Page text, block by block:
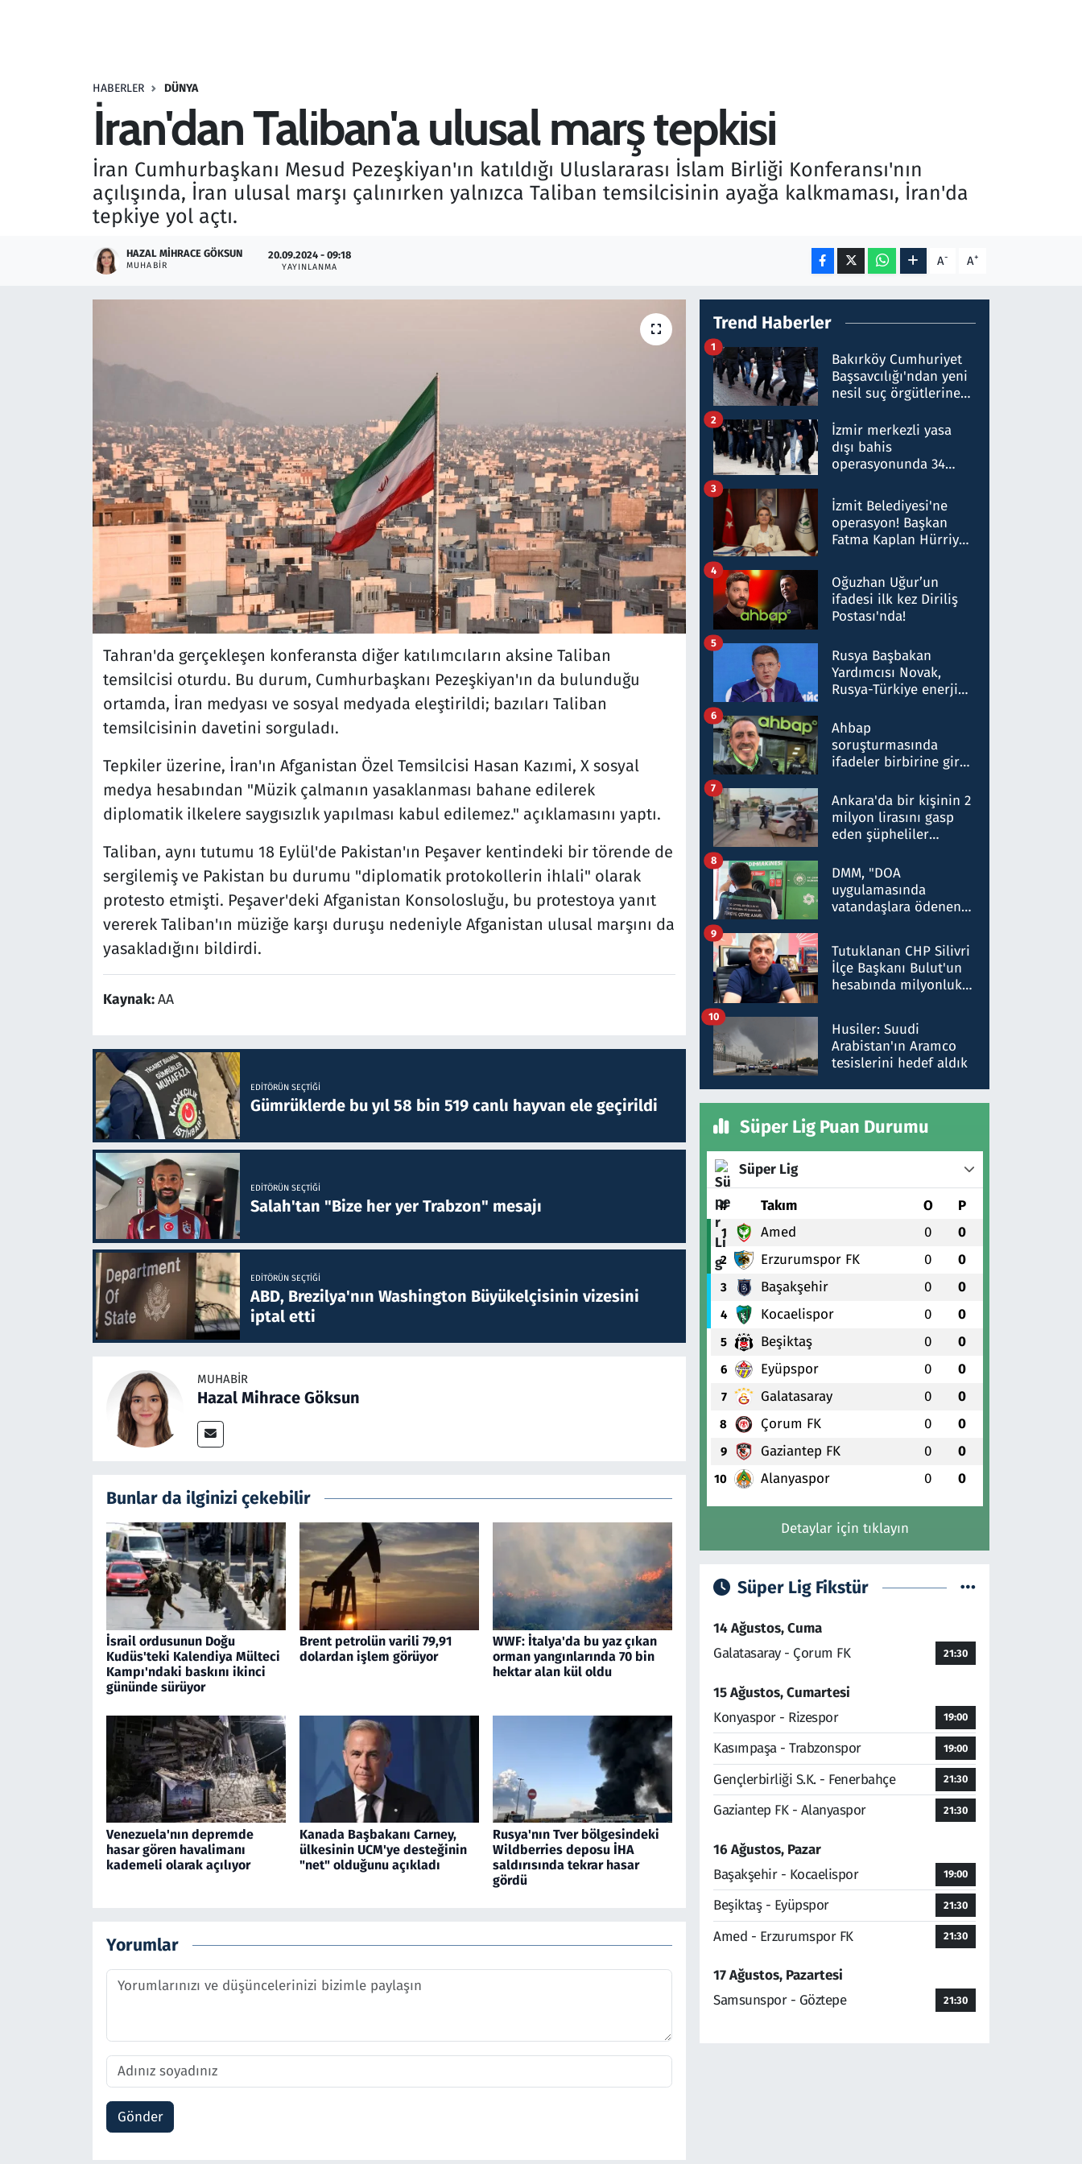
HABERLER DÜNYA
İran'dan Taliban'a ulusal marş tepkisi
İran Cumhurbaşkanı Mesud Pezeşkiyan'ın katıldığı Uluslararası İslam Birliği Konferansı'nın
açılışında, İran ulusal marşı çalınırken yalnızca Taliban temsilcisinin ayağa kalkmaması, İran'da
tepkiye yol açtı.
HAZAL MIHRACE GÖKSUN
MUHABIR
20.09.2024 - 09:18
YAYINLANMA A- A+
Tahran'da gerçekleşen konferansta diğer katılımcıların aksine Taliban
temsilcisi oturdu. Bu durum, Cumhurbaşkanı Pezeşkiyan'ın da bulunduğu
ortamda, İran medyası ve sosyal medyada eleştirildi; bazıları Taliban
temsilcisinin davetini sorguladı.
Tepkiler üzerine, İran'ın Afganistan Özel Temsilcisi Hasan Kazımi, X sosyal
medya hesabından "Müzik çalmanın yasaklanması bahane edilerek
diplomatik ilkelere saygısızlık yapılması kabul edilemez." açıklamasını yaptı.
Taliban, aynı tutumu 18 Eylül'de Pakistan'ın Peşaver kentindeki bir törende de
sergilemiş ve Pakistan bu durumu "diplomatik protokollerin ihlali" olarak
protesto etmişti. Peşaver'deki Afganistan Konsolosluğu, bu protestoya yanıt
vererek Taliban'ın müziğe karşı duruşu nedeniyle Afganistan ulusal marşını da
yasakladığını bildirdi.
Kaynak:AA
EDITÖRÜN SEÇTIĞI
Gümrüklerde bu yıl 58 bin 519 canlı hayvan ele geçirildi
EDITÖRÜN SEÇTIĞI
Salah'tan "Bize her yer Trabzon" mesajı
EDITÖRÜN SEÇTIĞI
ABD, Brezilya'nın Washington Büyükelçisinin vizesini
iptal etti
MUHABIR
Hazal Mihrace Göksun
Bunlar da ilginizi çekebilir
İsrail ordusunun Doğu
Kudüs'teki Kalendiya Mülteci
Kampı'ndaki baskını ikinci
gününde sürüyor
Brent petrolün varili 79,91
dolardan işlem görüyor
WWF: İtalya'da bu yaz çıkan
orman yangınlarında 70 bin
hektar alan kül oldu
Venezuela'nın depremde
hasar gören havalimanı
kademeli olarak açılıyor
Kanada Başbakanı Carney,
ülkesinin UCM'ye desteğinin
"net" olduğunu açıkladı
Rusya'nın Tver bölgesindeki
Wildberries deposu İHA
saldırısında tekrar hasar
gördü
Yorumlar
Gönder
Trend Haberler
Bakırköy Cumhuriyet
Başsavcılığı'ndan yeni
nesil suç örgütlerine
hakkında gözaltı kararı
1
İzmir merkezli yasa
dışı bahis
operasyonunda 34
Milyar liralık para
trafiği tespit edildi
2
İzmit Belediyesi'ne
operasyon! Başkan
Fatma Kaplan Hürriyet
3
Oğuzhan Uğur’un
ifadesi ilk kez Diriliş
Postası'nda!
4
Rusya Başbakan
Yardımcısı Novak,
Rusya-Türkiye enerji
nitelikte olduğunu
belirtti
5
Ahbap
soruşturmasında
ifadeler birbirine girdi:
ifadelerinden ortaya
çıkan tablo şok etti
6
Ankara'da bir kişinin 2
milyon lirasını gasp
eden şüpheliler
7
DMM, "DOA
uygulamasında
vatandaşlara ödenen
düşürüldüğü" iddiasını
yalanladı
8
Tutuklanan CHP Silivri
İlçe Başkanı Bulut'un
hesabında milyonluk
talimat verdi, ben
gönderdim
9
Husiler: Suudi
Arabistan'ın Aramco
tesislerini hedef aldık
10
Süper Lig Puan Durumu
Süper Lig
# Takım O P
1 Amed 0 0
2 Erzurumspor FK 0 0
3 Başakşehir 0 0
4 Kocaelispor 0 0
5 Beşiktaş 0 0
6 Eyüpspor 0 0
7 Galatasaray 0 0
8 Çorum FK 0 0
9 Gaziantep FK 0 0
10 Alanyaspor 0 0
Detaylar için tıklayın
Süper Lig Fikstür
14 Ağustos, Cuma
Galatasaray - Çorum FK
21:30
15 Ağustos, Cumartesi
Konyaspor - Rizespor
19:00
Kasımpaşa - Trabzonspor 19:00
Gençlerbirliği S.K. - Fenerbahçe 21:30
Gaziantep FK - Alanyaspor 21:30
16 Ağustos, Pazar
Başakşehir - Kocaelispor
19:00
Beşiktaş - Eyüpspor 21:30
Amed - Erzurumspor FK 21:30
17 Ağustos, Pazartesi
Samsunspor - Göztepe
21:30
Savunma Sanayi
Seçim 2023